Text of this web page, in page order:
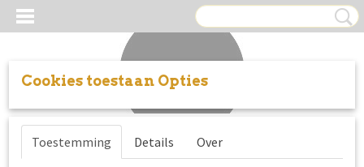
Inloggen Registreren
Cookies toestaan Opties
Toestemming Details Over